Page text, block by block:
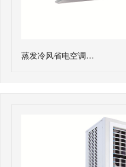
蒸发冷风省电空调…